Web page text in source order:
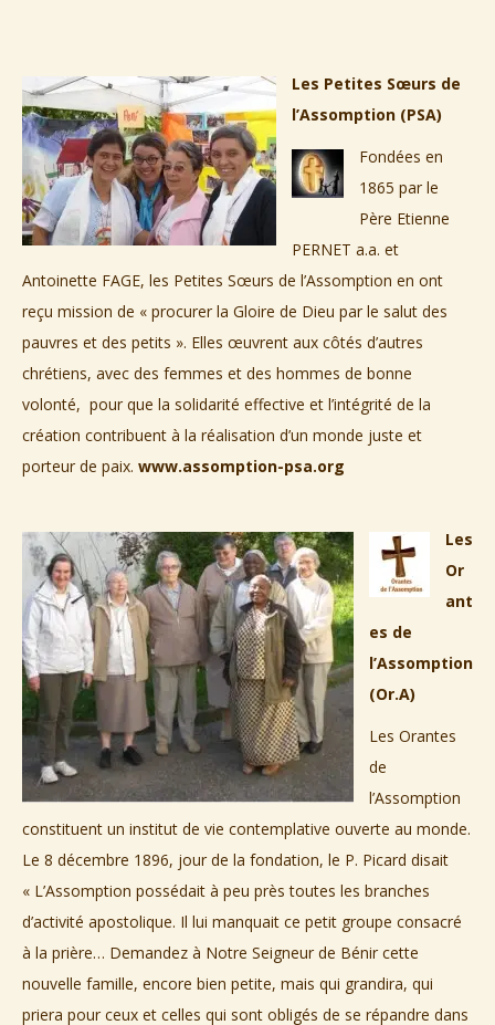
Les Petites Sœurs de
l’Assomption (PSA)
Fondées en
1865 par le
Père Etienne
PERNET a.a. et
Antoinette FAGE, les Petites Sœurs de l’Assomption en ont
reçu mission de « procurer la Gloire de Dieu par le salut des
pauvres et des petits ». Elles œuvrent aux côtés d’autres
chrétiens, avec des femmes et des hommes de bonne
volonté, pour que la solidarité effective et l’intégrité de la
création contribuent à la réalisation d’un monde juste et
porteur de paix. www.assomption-psa.org
Les
Or
ant
es de
l’Assomption
(Or.A)
Les Orantes
de
l’Assomption
constituent un institut de vie contemplative ouverte au monde.
Le 8 décembre 1896, jour de la fondation, le P. Picard disait
« L’Assomption possédait à peu près toutes les branches
d’activité apostolique. Il lui manquait ce petit groupe consacré
à la prière… Demandez à Notre Seigneur de Bénir cette
nouvelle famille, encore bien petite, mais qui grandira, qui
priera pour ceux et celles qui sont obligés de se répandre dans